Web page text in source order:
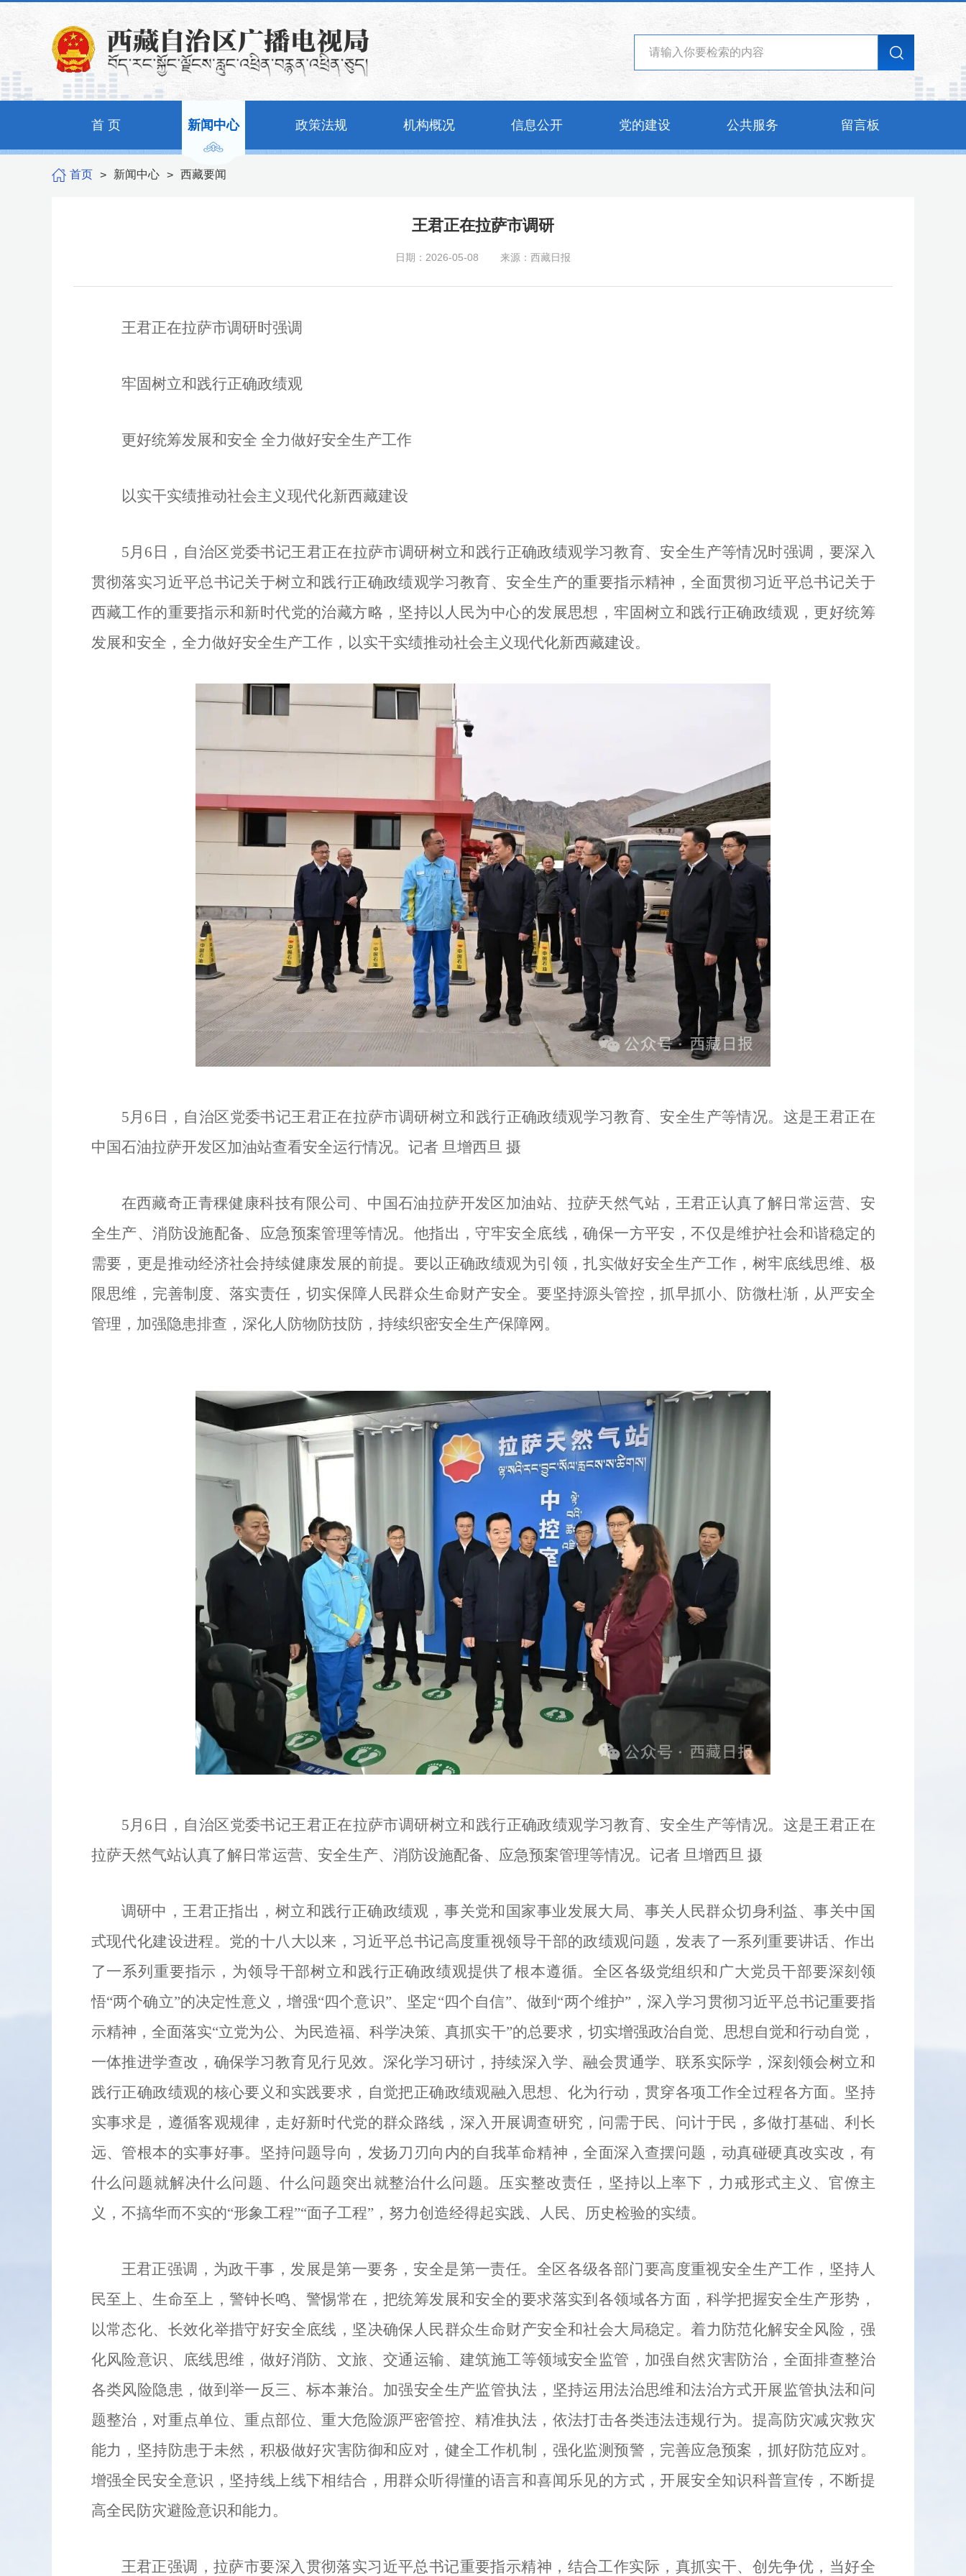
首 页 新闻中心 政策法规 机构概况 信息公开 党的建设 公共服务 留言板
首页 > 新闻中心 > 西藏要闻
王君正在拉萨市调研
日期：2026-05-08 来源：西藏日报
王君正在拉萨市调研时强调
牢固树立和践行正确政绩观
更好统筹发展和安全 全力做好安全生产工作
以实干实绩推动社会主义现代化新西藏建设
5月6日，自治区党委书记王君正在拉萨市调研树立和践行正确政绩观学习教育、安全生产等情况时强调，要深入
贯彻落实习近平总书记关于树立和践行正确政绩观学习教育、安全生产的重要指示精神，全面贯彻习近平总书记关于
西藏工作的重要指示和新时代党的治藏方略，坚持以人民为中心的发展思想，牢固树立和践行正确政绩观，更好统筹
发展和安全，全力做好安全生产工作，以实干实绩推动社会主义现代化新西藏建设。
5月6日，自治区党委书记王君正在拉萨市调研树立和践行正确政绩观学习教育、安全生产等情况。这是王君正在
中国石油拉萨开发区加油站查看安全运行情况。记者 旦增西旦 摄
在西藏奇正青稞健康科技有限公司、中国石油拉萨开发区加油站、拉萨天然气站，王君正认真了解日常运营、安
全生产、消防设施配备、应急预案管理等情况。他指出，守牢安全底线，确保一方平安，不仅是维护社会和谐稳定的
需要，更是推动经济社会持续健康发展的前提。要以正确政绩观为引领，扎实做好安全生产工作，树牢底线思维、极
限思维，完善制度、落实责任，切实保障人民群众生命财产安全。要坚持源头管控，抓早抓小、防微杜渐，从严安全
管理，加强隐患排查，深化人防物防技防，持续织密安全生产保障网。
5月6日，自治区党委书记王君正在拉萨市调研树立和践行正确政绩观学习教育、安全生产等情况。这是王君正在
拉萨天然气站认真了解日常运营、安全生产、消防设施配备、应急预案管理等情况。记者 旦增西旦 摄
调研中，王君正指出，树立和践行正确政绩观，事关党和国家事业发展大局、事关人民群众切身利益、事关中国
式现代化建设进程。党的十八大以来，习近平总书记高度重视领导干部的政绩观问题，发表了一系列重要讲话、作出
了一系列重要指示，为领导干部树立和践行正确政绩观提供了根本遵循。全区各级党组织和广大党员干部要深刻领
悟“两个确立”的决定性意义，增强“四个意识”、坚定“四个自信”、做到“两个维护”，深入学习贯彻习近平总书记重要指
示精神，全面落实“立党为公、为民造福、科学决策、真抓实干”的总要求，切实增强政治自觉、思想自觉和行动自觉，
一体推进学查改，确保学习教育见行见效。深化学习研讨，持续深入学、融会贯通学、联系实际学，深刻领会树立和
践行正确政绩观的核心要义和实践要求，自觉把正确政绩观融入思想、化为行动，贯穿各项工作全过程各方面。坚持
实事求是，遵循客观规律，走好新时代党的群众路线，深入开展调查研究，问需于民、问计于民，多做打基础、利长
远、管根本的实事好事。坚持问题导向，发扬刀刃向内的自我革命精神，全面深入查摆问题，动真碰硬真改实改，有
什么问题就解决什么问题、什么问题突出就整治什么问题。压实整改责任，坚持以上率下，力戒形式主义、官僚主
义，不搞华而不实的“形象工程”“面子工程”，努力创造经得起实践、人民、历史检验的实绩。
王君正强调，为政干事，发展是第一要务，安全是第一责任。全区各级各部门要高度重视安全生产工作，坚持人
民至上、生命至上，警钟长鸣、警惕常在，把统筹发展和安全的要求落实到各领域各方面，科学把握安全生产形势，
以常态化、长效化举措守好安全底线，坚决确保人民群众生命财产安全和社会大局稳定。着力防范化解安全风险，强
化风险意识、底线思维，做好消防、文旅、交通运输、建筑施工等领域安全监管，加强自然灾害防治，全面排查整治
各类风险隐患，做到举一反三、标本兼治。加强安全生产监管执法，坚持运用法治思维和法治方式开展监管执法和问
题整治，对重点单位、重点部位、重大危险源严密管控、精准执法，依法打击各类违法违规行为。提高防灾减灾救灾
能力，坚持防患于未然，积极做好灾害防御和应对，健全工作机制，强化监测预警，完善应急预案，抓好防范应对。
增强全民安全意识，坚持线上线下相结合，用群众听得懂的语言和喜闻乐见的方式，开展安全知识科普宣传，不断提
高全民防灾避险意识和能力。
王君正强调，拉萨市要深入贯彻落实习近平总书记重要指示精神，结合工作实际，真抓实干、创先争优，当好全